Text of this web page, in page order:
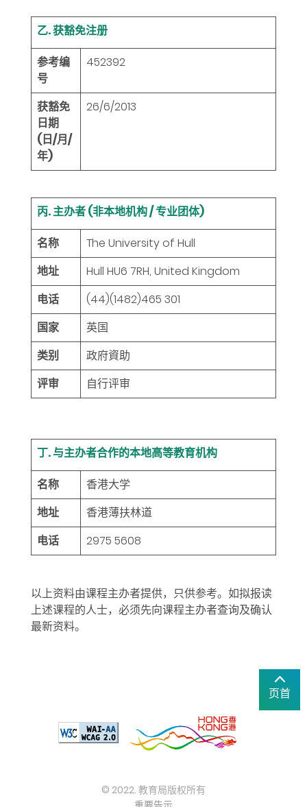
乙. 获豁免注册
参考编
号
452392
获豁免
日期
(日/月/
年)
26/6/2013
丙. 主办者 (非本地机构 / 专业团体)
名称
The University of Hull
地址
Hull HU6 7RH, United Kingdom
电话
(44)(1482)465 301
国家
英国
类别
政府資助
评审
自行评审
丁. 与主办者合作的本地高等教育机构
名称
香港大学
地址
香港薄扶林道
电话
2975 5608
以上资料由课程主办者提供，只供参考。如拟报读
上述课程的人士，必须先向课程主办者查询及确认
最新资料。
页首
© 2022. 教育局版权所有